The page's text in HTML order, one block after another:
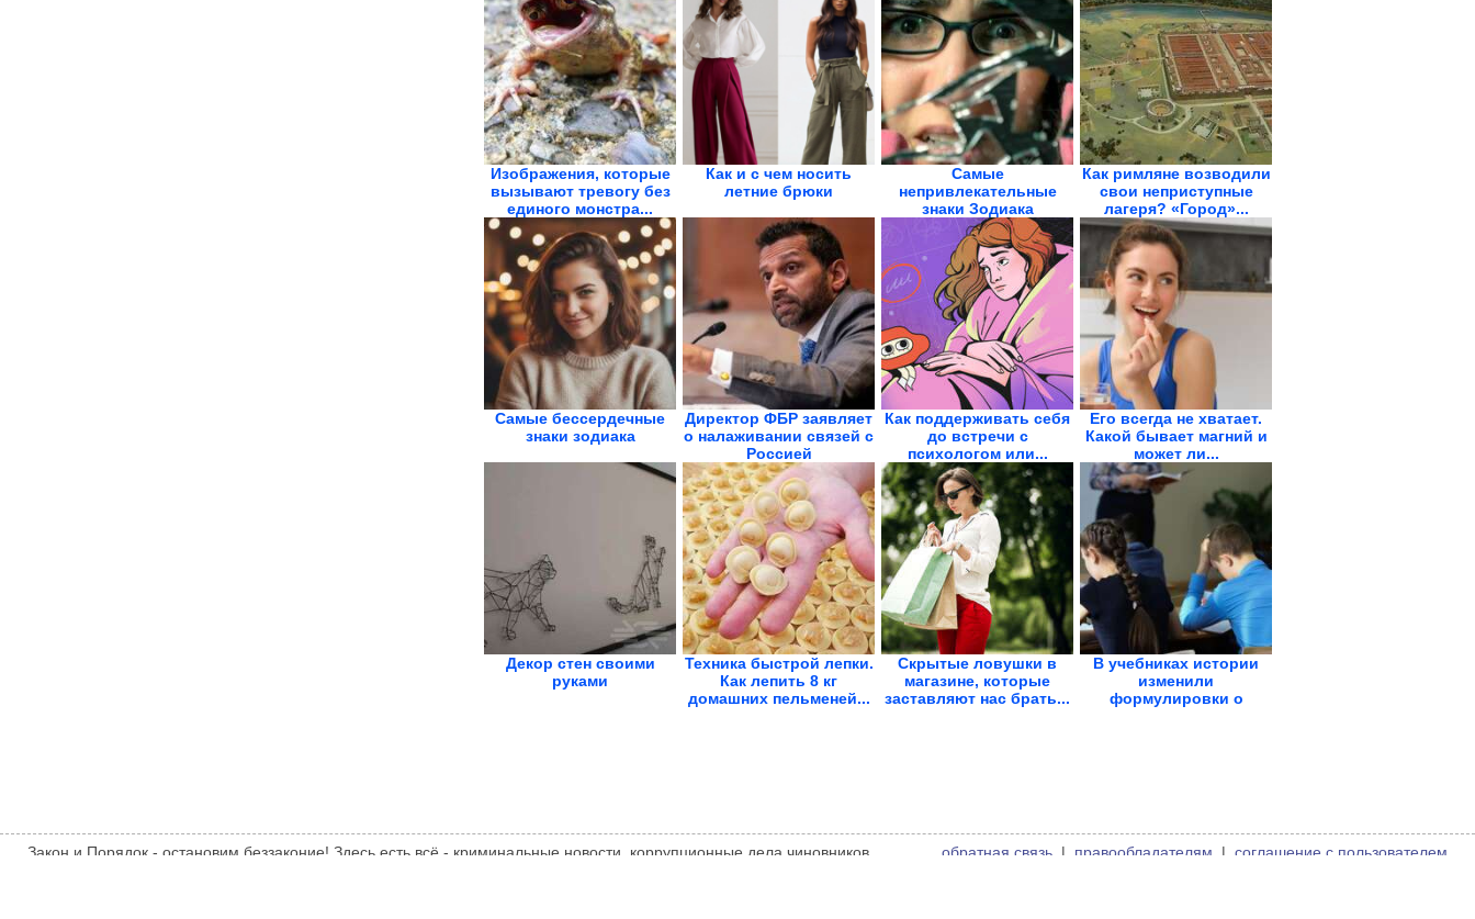
Изображения, которые
вызывают тревогу без
единого монстра...
Как и с чем носить
летние брюки
Самые
непривлекательные
знаки Зодиака
Как римляне возводили
свои неприступные
лагеря? «Город»...
Самые бессердечные
знаки зодиака
Директор ФБР заявляет
о налаживании связей с
Россией
Как поддерживать себя
до встречи с
психологом или...
Его всегда не хватает.
Какой бывает магний и
может ли...
Декор стен своими
руками
Техника быстрой лепки.
Как лепить 8 кг
домашних пельменей...
Скрытые ловушки в
магазине, которые
заставляют нас брать...
В учебниках истории
изменили
формулировки о
Закон и Порядок - остановим беззаконие! Здесь есть всё - криминальные новости, коррупционные дела чиновников,
обратная связь | правообладателям | соглашение с пользователем